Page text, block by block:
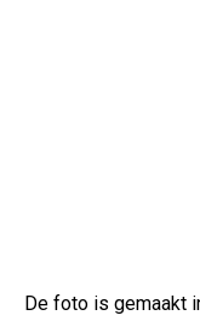
De foto is gemaakt